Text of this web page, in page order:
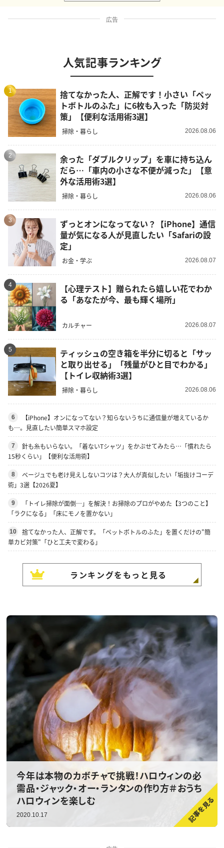
広告
人気記事ランキング
1
捨てなかった人、正解です！小さい「ペッ
トボトルのふた」に6枚も入った「防災対
策」【便利な活用術3選】
掃除・暮らし 2026.08.06
2
余った「ダブルクリップ」を車に持ち込ん
だら…「車内の小さな不便が減った」【意
外な活用術3選】
掃除・暮らし 2026.08.06
3
ずっとオンになってない？【iPhone】通信
量が気になる人が見直したい「Safariの設
定」
お金・学ぶ 2026.08.07
4
【心理テスト】贈られたら嬉しい花でわか
る「あなたが今、最も輝く場所」
カルチャー 2026.08.07
5
ティッシュの空き箱を半分に切ると「サッ
と取り出せる」「残量がひと目でわかる」
【トイレ収納術3選】
掃除・暮らし 2026.08.06
6
【iPhone】オンになってない？知らないうちに通信量が増えているか
も…。見直したい簡単スマホ設定
7
針も糸もいらない。「着ないTシャツ」をかぶせてみたら…「慣れたら
15秒くらい」【便利な活用術】
8
ベージュでも老け見えしないコツは？大人が真似したい「垢抜けコーデ
術」3選【2026夏】
9
「トイレ掃除が面倒…」を解決！お掃除のプロがやめた【3つのこと】
「ラクになる」「床にモノを置かない」
10
捨てなかった人、正解です。「ペットボトルのふた」を置くだけの"簡
単カビ対策"「ひと工夫で変わる」
ランキングをもっと見る
今年は本物のカボチャで挑戦！ハロウィンの必
需品・ジャック・オー・ランタンの作り方＃おうち
ハロウィンを楽しむ
2020.10.17